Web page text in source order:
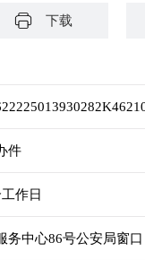
下载
件
作日
务中心86号公安局窗口